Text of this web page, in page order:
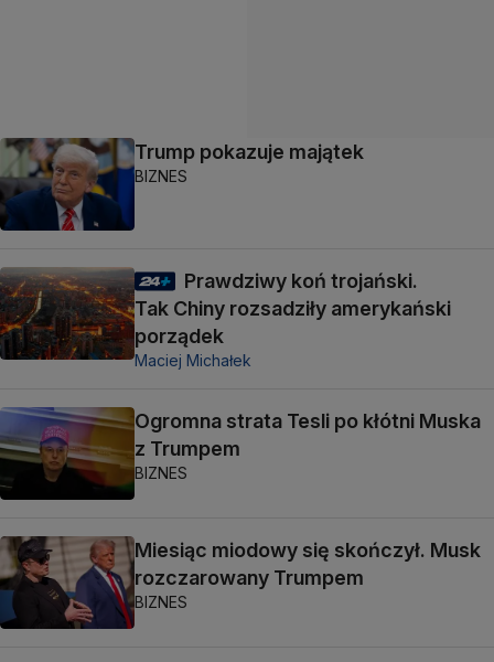
Trump pokazuje majątek
BIZNES
Prawdziwy koń trojański.
Tak Chiny rozsadziły amerykański
porządek
Maciej Michałek
Ogromna strata Tesli po kłótni Muska
z Trumpem
BIZNES
Miesiąc miodowy się skończył. Musk
rozczarowany Trumpem
BIZNES